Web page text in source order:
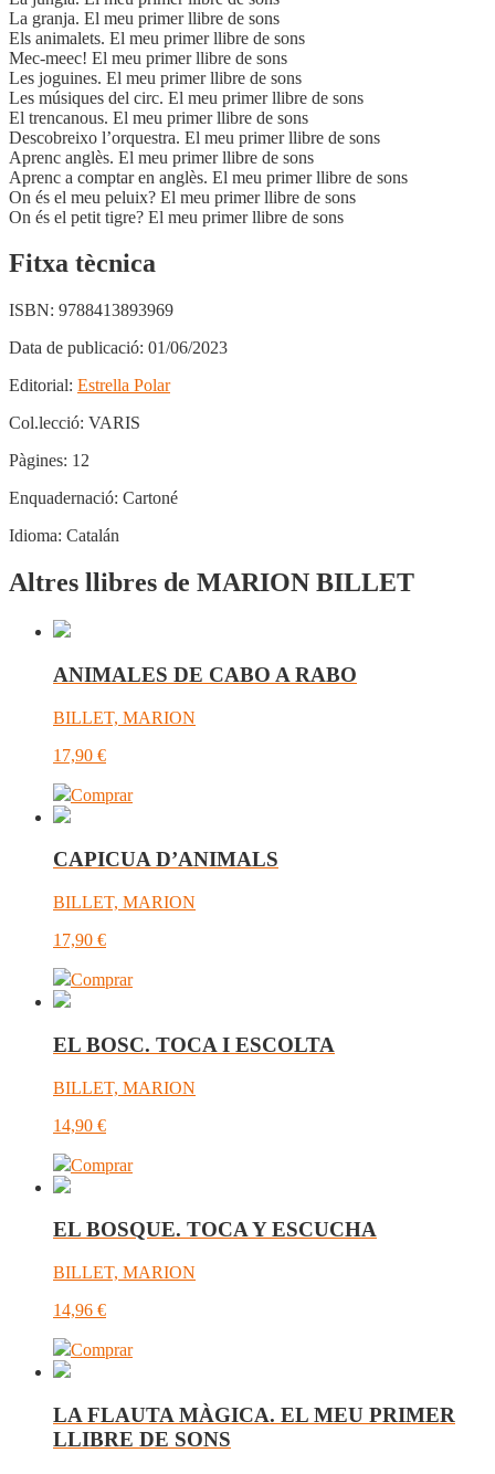
La granja. El meu primer llibre de sons
Els animalets. El meu primer llibre de sons
Mec-meec! El meu primer llibre de sons
Les joguines. El meu primer llibre de sons
Les músiques del circ. El meu primer llibre de sons
El trencanous. El meu primer llibre de sons
Descobreixo l’orquestra. El meu primer llibre de sons
Aprenc anglès. El meu primer llibre de sons
Aprenc a comptar en anglès. El meu primer llibre de sons
On és el meu peluix? El meu primer llibre de sons
On és el petit tigre? El meu primer llibre de sons
Fitxa tècnica
ISBN: 9788413893969
Data de publicació: 01/06/2023
Editorial: Estrella Polar
Col.lecció: VARIS
Pàgines: 12
Enquadernació: Cartoné
Idioma: Catalán
Altres llibres de MARION BILLET
ANIMALES DE CABO A RABO
BILLET, MARION
17,90 €
Comprar
CAPICUA D’ANIMALS
BILLET, MARION
17,90 €
Comprar
EL BOSC. TOCA I ESCOLTA
BILLET, MARION
14,90 €
Comprar
EL BOSQUE. TOCA Y ESCUCHA
BILLET, MARION
14,96 €
Comprar
LA FLAUTA MÀGICA. EL MEU PRIMER
LLIBRE DE SONS